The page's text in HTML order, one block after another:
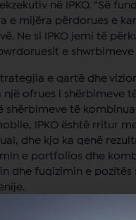
në IPKO. “Së
e mijëra përdorues e
Ne si IPKO jemi të
e shwrbimeve
e qartë dhe
një ofrues i
të
IPKO është rritur
dhe kjo ka qenë
e portfolios dhe
dhe fuqizimin e
edhe në shërbimet e